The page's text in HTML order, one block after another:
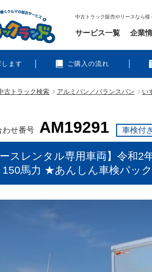
中古トラック販売やリースなら
します ご購入の流れ
サービス一覧 企業
古トラック検索 アルミバン／バランスバン い
わせ番号 AM19291 車検付き
ースレンタル専用車両】令和
150馬力 ★あんしん車検パッ